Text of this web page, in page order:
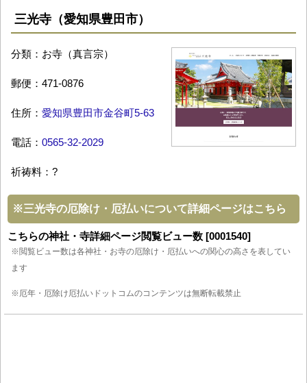
三光寺（愛知県豊田市）
分類：お寺（真言宗）
郵便：471-0876
住所： 愛知県豊田市金谷町5-63
電話： 0565-32-2029
祈祷料：?
※三光寺の厄除け・厄払いについて詳細ページはこちら
こちらの神社・寺詳細ページ閲覧ビュー数 [0001540]
※閲覧ビュー数は各神社・お寺の厄除け・厄払いへの関心の高さを表してい
ます
※厄年・厄除け厄払いドットコムのコンテンツは無断転載禁止